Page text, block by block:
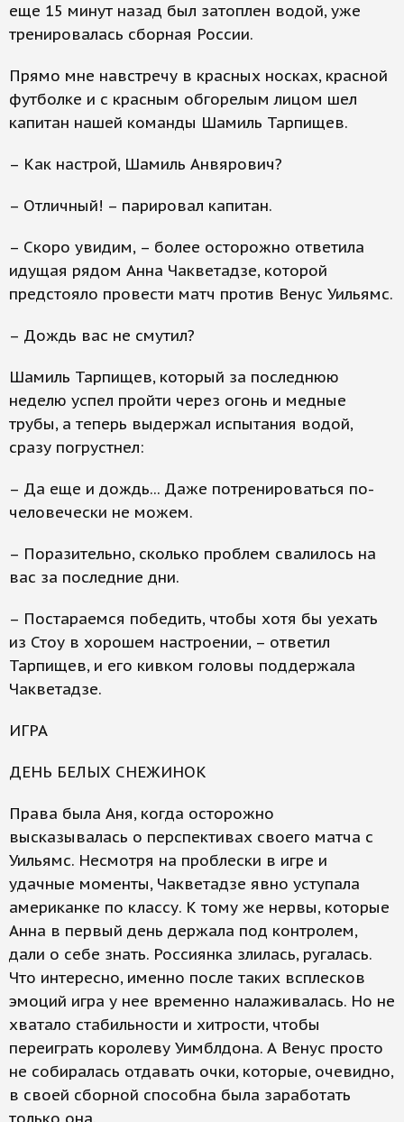
еще 15 минут назад был затоплен водой, уже
тренировалась сборная России.
Прямо мне навстречу в красных носках, красной
футболке и с красным обгорелым лицом шел
капитан нашей команды Шамиль Тарпищев.
– Как настрой, Шамиль Анвярович?
– Отличный! – парировал капитан.
– Скоро увидим, – более осторожно ответила
идущая рядом Анна Чакветадзе, которой
предстояло провести матч против Венус Уильямс.
– Дождь вас не смутил?
Шамиль Тарпищев, который за последнюю
неделю успел пройти через огонь и медные
трубы, а теперь выдержал испытания водой,
сразу погрустнел:
– Да еще и дождь... Даже потренироваться по-
человечески не можем.
– Поразительно, сколько проблем свалилось на
вас за последние дни.
– Постараемся победить, чтобы хотя бы уехать
из Стоу в хорошем настроении, – ответил
Тарпищев, и его кивком головы поддержала
Чакветадзе.
ИГРА
ДЕНЬ БЕЛЫХ СНЕЖИНОК
Права была Аня, когда осторожно
высказывалась о перспективах своего матча с
Уильямс. Несмотря на проблески в игре и
удачные моменты, Чакветадзе явно уступала
американке по классу. К тому же нервы, которые
Анна в первый день держала под контролем,
дали о себе знать. Россиянка злилась, ругалась.
Что интересно, именно после таких всплесков
эмоций игра у нее временно налаживалась. Но не
хватало стабильности и хитрости, чтобы
переиграть королеву Уимблдона. А Венус просто
не собиралась отдавать очки, которые, очевидно,
в своей сборной способна была заработать